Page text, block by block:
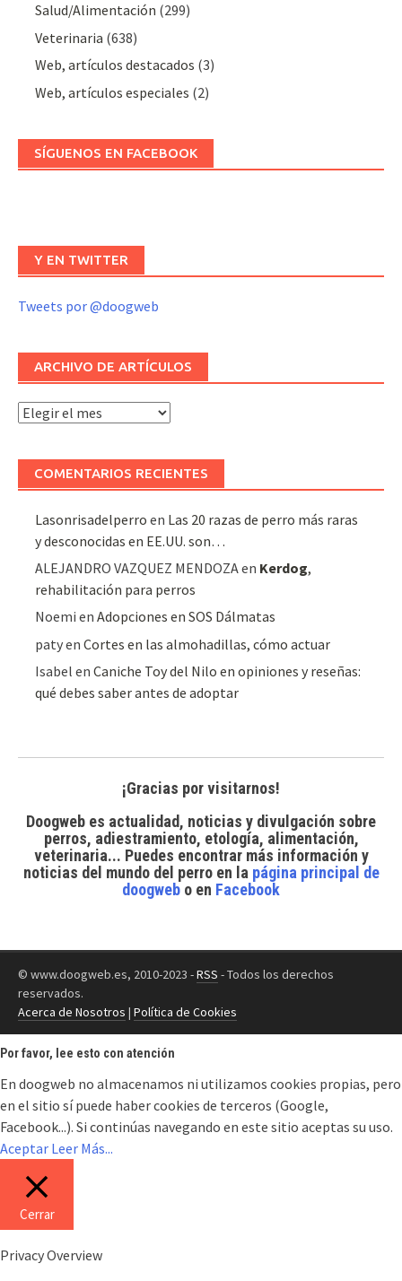
Salud/Alimentación (299)
Veterinaria (638)
Web, artículos destacados (3)
Web, artículos especiales (2)
SÍGUENOS EN FACEBOOK
Y EN TWITTER
Tweets por @doogweb
ARCHIVO DE ARTÍCULOS
Archivo
COMENTARIOS RECIENTES
Lasonrisadelperro en Las 20 razas de perro más raras
y desconocidas en EE.UU. son…
ALEJANDRO VAZQUEZ MENDOZAen Kerdog,
rehabilitación para perros
Noemi enAdopciones en SOS Dálmatas
patyenCortes en las almohadillas, cómo actuar
Isabel enCaniche Toy del Nilo en opiniones y reseñas:
qué debes saber antes de adoptar
¡Gracias por visitarnos!
Doogweb es actualidad, noticias y divulgación sobre
perros, adiestramiento, etología, alimentación,
veterinaria... Puedes encontrar más información y
noticias del mundo del perroen la página principal de
doogweb o en Facebook
© www.doogweb.es, 2010-2023 -RSS - Todos los derechos
reservados.
Acerca de Nosotros | Política de Cookies
Por favor, lee esto con atención
En doogweb no almacenamos ni utilizamos cookies propias, pero
en el sitio sí puede haber cookies de terceros (Google,
Facebook...). Si continúas navegando en este sitio aceptas su uso.
Aceptar Leer Más...
Cerrar
Privacy Overview